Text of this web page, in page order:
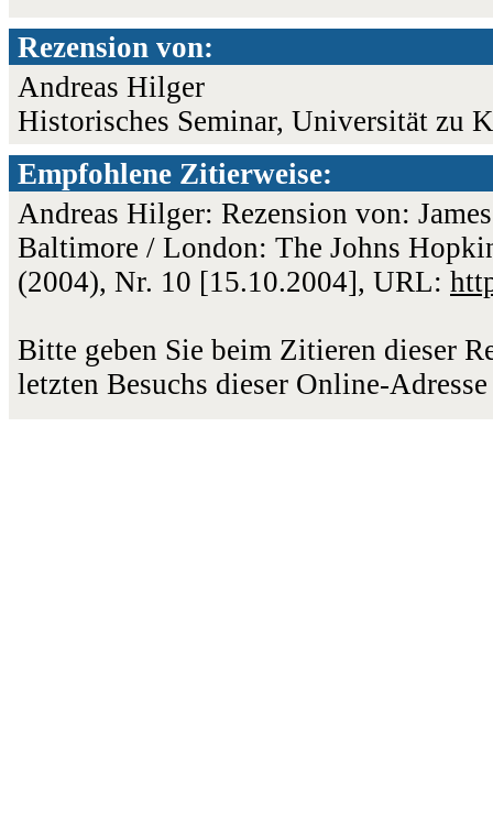
Rezension von:
Andreas Hilger
Historisches Seminar, Universität zu
Empfohlene Zitierweise:
Andreas Hilger: Rezension von:
Baltimore / London: The Johns
(2004), Nr. 10 [15.10.2004], URL:
Bitte geben Sie beim Zitieren dieser
letzten Besuchs dieser Online-Adresse